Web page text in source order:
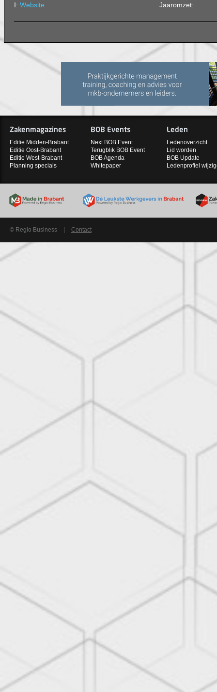
I: Website
Jaaromzet:
Zakenmagazines
Editie Midden-Brabant
Editie Oost-Brabant
Editie West-Brabant
Planning specials
BOB Events
Next BOB Event
Terugblik BOB Event
BOB Agenda
Whitepaper
Leden
Ledenoverzicht
Lid worden
BOB Update
Ledenprofiel
© Regio Business Contact